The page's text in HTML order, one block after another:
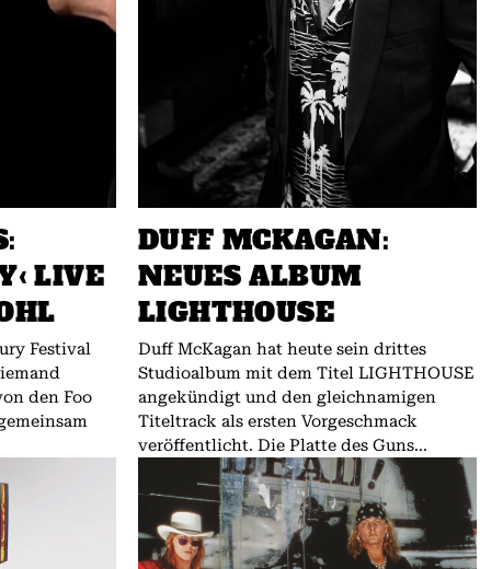
LIVE
Festival
den Foo
DUFF MCKAGAN:
NEUES ALBUM
LIGHTHOUSE
Duff McKagan hat heute sein drittes
Studioalbum mit dem Titel LIGHTHOUSE
angekündigt und den gleichnamigen
Titeltrack als ersten Vorgeschmack
veröffentlicht. Die Platte des Guns...